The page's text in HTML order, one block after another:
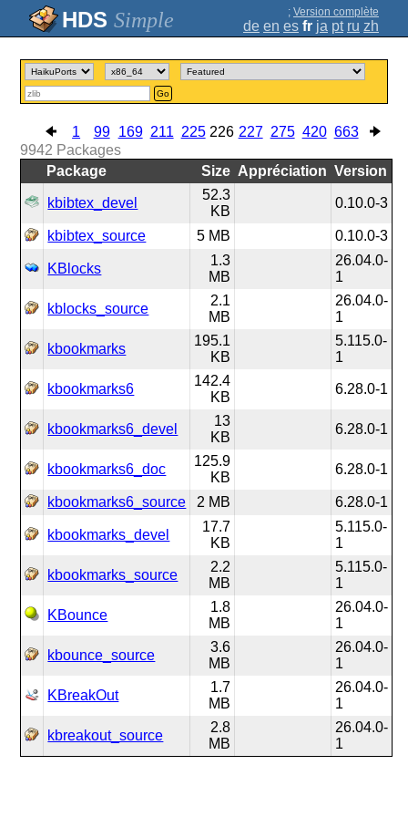
Simple ; Version complète
de en es fr ja pt ru zh
Go
1 99 169 211 225 226 227 275 420 663
9942 Packages
Package
Size Appréciation Version
kbibtex_devel
52.3
KB
0.10.0-3
kbibtex_source 5 MB 0.10.0-3
KBlocks
1.3
MB
26.04.0-
1
kblocks_source
2.1
MB
26.04.0-
1
kbookmarks
195.1
KB
5.115.0-
1
kbookmarks6
142.4
KB
6.28.0-1
kbookmarks6_devel
13
KB
6.28.0-1
kbookmarks6_doc
125.9
KB
6.28.0-1
kbookmarks6_source 2 MB 6.28.0-1
kbookmarks_devel
17.7
KB
5.115.0-
1
kbookmarks_source
2.2
MB
5.115.0-
1
KBounce
1.8
MB
26.04.0-
1
kbounce_source
3.6
MB
26.04.0-
1
KBreakOut
1.7
MB
26.04.0-
1
kbreakout_source
2.8
MB
26.04.0-
1